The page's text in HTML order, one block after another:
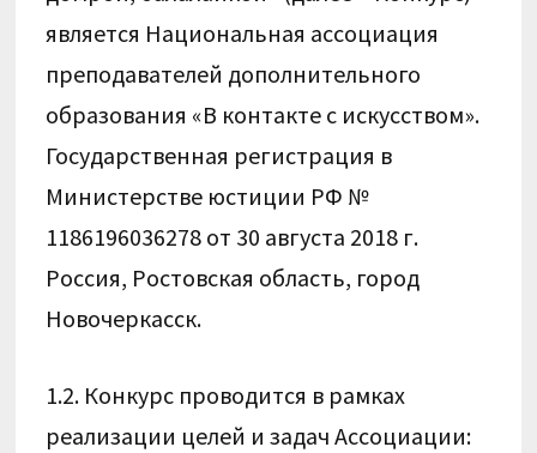
является Национальная ассоциация
преподавателей дополнительного
образования «В контакте с искусством».
Государственная регистрация в
Министерстве юстиции РФ №
1186196036278 от 30 августа 2018 г.
Россия, Ростовская область, город
Новочеркасск.
1.2. Конкурс проводится в рамках
реализации целей и задач Ассоциации: